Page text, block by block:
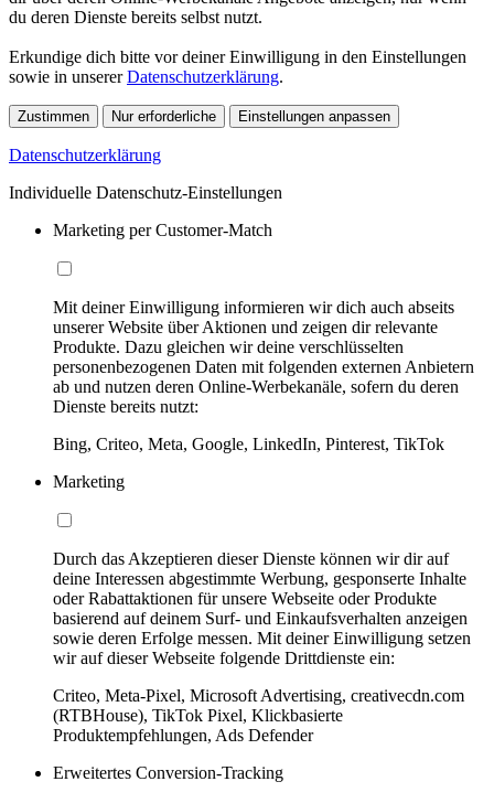
du deren Dienste bereits selbst nutzt.
Erkundige dich bitte vor deiner Einwilligung in den Einstellungen
sowie in unsererDatenschutzerklärung.
Zustimmen Nur erforderliche Einstellungen anpassen
Datenschutzerklärung
Individuelle Datenschutz-Einstellungen
Marketing per Customer-Match
Mit deiner Einwilligung informieren wir dich auch abseits
unserer Website über Aktionen und zeigen dir relevante
Produkte. Dazu gleichen wir deine verschlüsselten
personenbezogenen Daten mit folgenden externen Anbietern
ab und nutzen deren Online-Werbekanäle, sofern du deren
Dienste bereits nutzt:
Bing, Criteo, Meta, Google, LinkedIn, Pinterest, TikTok
Marketing
Durch das Akzeptieren dieser Dienste können wir dir auf
deine Interessen abgestimmte Werbung, gesponserte Inhalte
oder Rabattaktionen für unsere Webseite oder Produkte
basierend auf deinem Surf- und Einkaufsverhalten anzeigen
sowie deren Erfolge messen. Mit deiner Einwilligung setzen
wir auf dieser Webseite folgende Drittdienste ein:
Criteo, Meta-Pixel, Microsoft Advertising, creativecdn.com
(RTBHouse), TikTok Pixel, Klickbasierte
Produktempfehlungen, Ads Defender
Erweitertes Conversion-Tracking